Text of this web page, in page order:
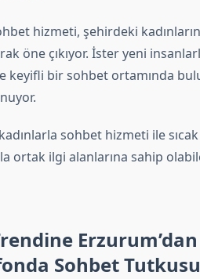
hizmeti, şehirdeki
öne çıkıyor. İster yeni
keyifli bir sohbet ortamında
sohbet hizmeti ile
ortak ilgi alanlarına sahip
Erzurum’dan
Sohbet Tutkusu